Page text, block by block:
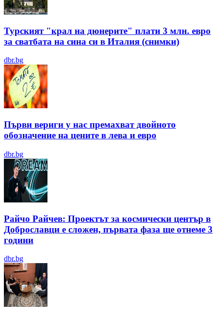
Турският "крал на дюнерите" плати 3 млн. евро
за сватбата на сина си в Италия (снимки)
dbr.bg
Първи вериги у нас премахват двойното
обозначение на цените в лева и евро
dbr.bg
Райчо Райчев: Проектът за космически център в
Доброславци е сложен, първата фаза ще отнеме 3
години
dbr.bg